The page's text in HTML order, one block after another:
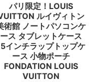
パリ限定！LOUIS
ルイヴィトン
術館 ノートパソコンケ
ース タブレットケース
インチラップトップケ
ース 小物ポーチ
FONDATION LOUIS
VUITTON